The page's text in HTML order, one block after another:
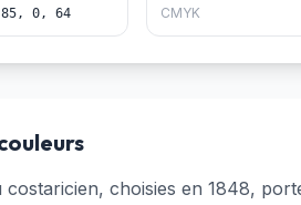
0, 64 CMYK
choisies en 1848,